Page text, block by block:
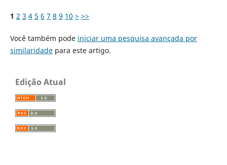
1 2 3 4 5 6 7 8 9 10 > >>
Você também pode iniciar uma pesquisa avançada por
similaridadepara este artigo.
Edição Atual